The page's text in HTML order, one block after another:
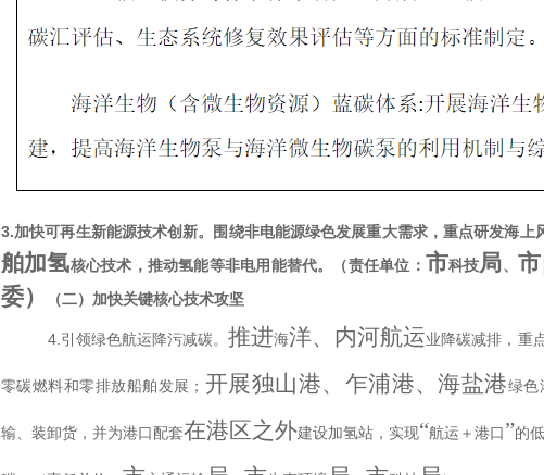
3.加快可再生新能源技术创新。 围绕非电能源绿色发展重大需求，重点研发海上
舶加氢核心技术，推动氢能等非电用能替代。 （责任单位： 市科技局、
委）
（二）加快关键核心技术攻坚
4. 引领绿色航运降污减碳。推进海洋、内河航运业降碳减排，重
零碳燃料和零排放船舶发展； 开展独山港、乍浦港、海盐港绿色
输、装卸货，并为港口配套在港区之外建设加氢站，实现“航运＋港口 ”的